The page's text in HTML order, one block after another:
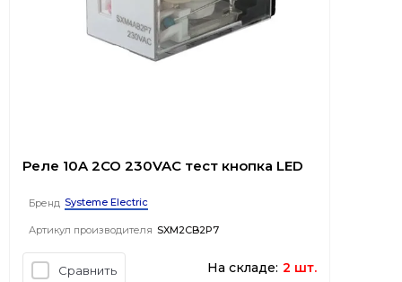
Реле 10A 2CO 230VAC тест кнопка LED
Бренд Systeme Electric
Артикул производителя SXM2CB2P7
Сравнить На складе: 2 шт.